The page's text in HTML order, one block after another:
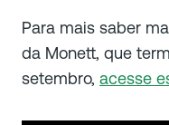
Para mais saber
da Monett, que
setembro, acesse